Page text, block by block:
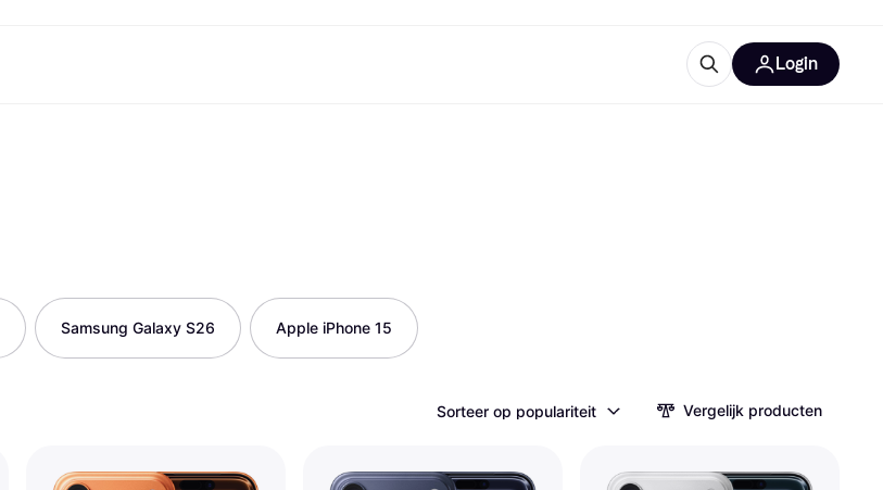
Boeken, Films en Muziek
Alle categorieën
Login
Samsung Galaxy S26 Apple iPhone 15
Sorteer op populariteit Vergelijk producten